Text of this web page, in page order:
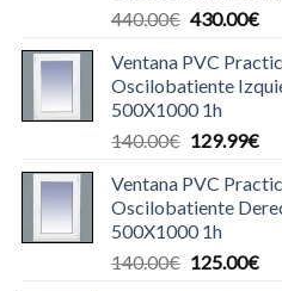
440.00€ El
original
era:
440.00€.
430.00€El
es:
Ventana PVC
Oscilobatiente
500X1000 1h
140.00€ El
original
era:
140.00€.
129.99€El
es:
Ventana PVC
Oscilobatiente
500X1000 1h
140.00€ El
125.00€El